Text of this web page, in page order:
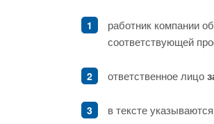
работник компании
соответствующей
ответственное лицо
в тексте указываются